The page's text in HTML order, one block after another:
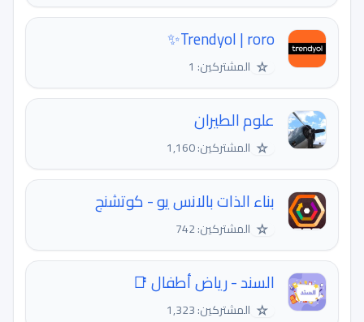
Trendyol | roro✨
☆ المشتركين: 1
علوم الطيران
☆ المشتركين: 1,160
بناء الذات بالانس يو - كوتشنج
☆ المشتركين: 742
السند - رياض أطفال 📑
☆ المشتركين: 1,323